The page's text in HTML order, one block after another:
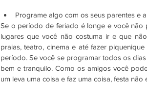
Programe algo com os seus parentes e
Se o período de feriado é longe e você não
lugares que você não costuma ir e que
praias, teatro, cinema e até fazer
período. Se você se programar todos os
bem e tranquilo. Como os amigos você
um leva uma coisa e faz uma coisa, festa